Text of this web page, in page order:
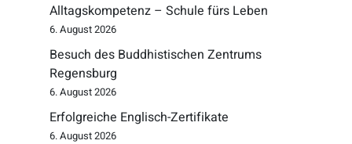
Alltagskompetenz – Schule fürs Leben
6. August 2026
Besuch des Buddhistischen Zentrums
Regensburg
6. August 2026
Erfolgreiche Englisch-Zertifikate
6. August 2026